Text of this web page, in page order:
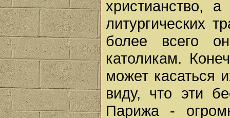
христианство,
литургических
более всего
католикам.
может касаться
виду, что эти
Парижа -